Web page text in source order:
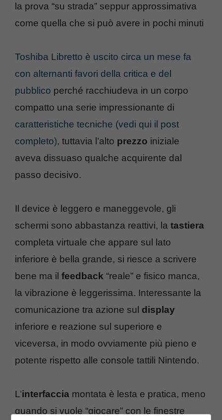
la prova “su strada” seppur approssimativa
come quella che si può avere in pochi minuti
Toshiba Libretto è uscito circa un mese fa
con alternanti favori della critica e del
pubblico perché racchiudeva in un corpo
compatto una serie impressionante di
caratteristiche tecniche (vedi qui il post
completo), tuttavia l’alto prezzo iniziale
aveva dissuaso qualche acquirente dal
passo decisivo.
Il device è leggero e maneggevole, gli
schermi sono abbastanza reattivi, la tastiera
completa virtuale che appare sul lato
inferiore è bella grande, si riesce a scrivere
bene ma il feedback “reale” e fisico manca,
la vibrazione è leggerissima. Interessante la
comunicazione tra azione sul display
inferiore e reazione sul superiore e
viceversa, in modo ovviamente più pieno e
potente rispetto alle console tattili Nintendo.
L’interfaccia montata è lesta e pratica, meno
quando si vuole “giocare” con le finestre